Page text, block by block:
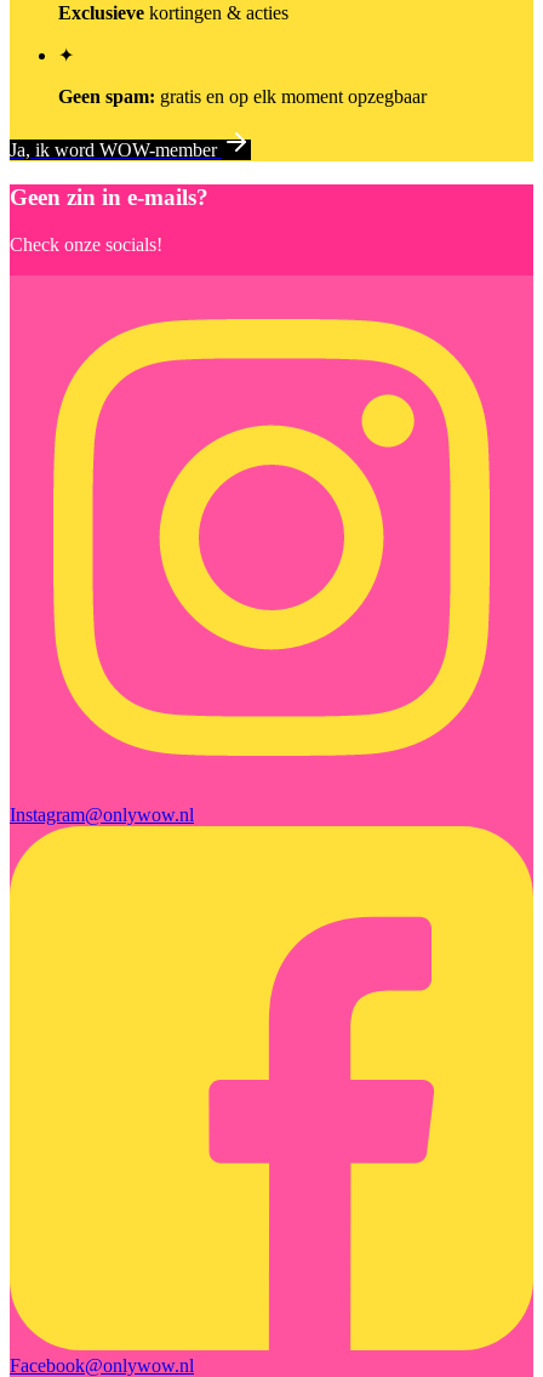
Exclusieve kortingen & acties
✦
Geen spam: gratis en op elk moment opzegbaar
Ja, ik word WOW-member
Geen zin in e-mails?
Check onze socials!
Instagram@onlywow.nl
Facebook@onlywow.nl